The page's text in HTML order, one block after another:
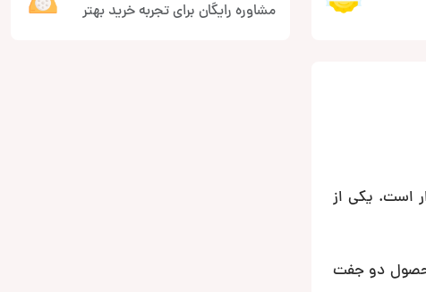
مشاوره رایگان برای تجربه خرید بهتر
است. یکی از
این محصول دو جفت